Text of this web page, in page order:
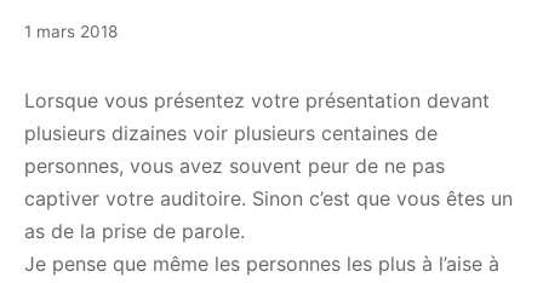
1 mars 201815
Lorsque vous présentez votre présentation devant
plusieurs dizaines voir plusieurs centaines de
personnes, vous avez souvent peur de ne pas
captiver votre auditoire. Sinon c’est que vous êtes un
as de la prise de parole.
Je pense que même les personnes les plus à l’aise à